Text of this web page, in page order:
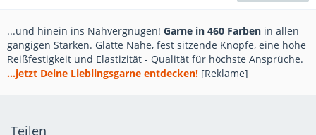
...und hinein ins Nähvergnügen! Garne in 460 Farben in allen
gängigen Stärken. Glatte Nähe, fest sitzende Knöpfe, eine hohe
Reißfestigkeit und Elastizität - Qualität für höchste Ansprüche.
...jetzt Deine Lieblingsgarne entdecken! [Reklame]
Teilen